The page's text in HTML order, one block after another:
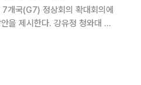
개국(G7) 정상회의 확대회의에
강유정 청와대 수